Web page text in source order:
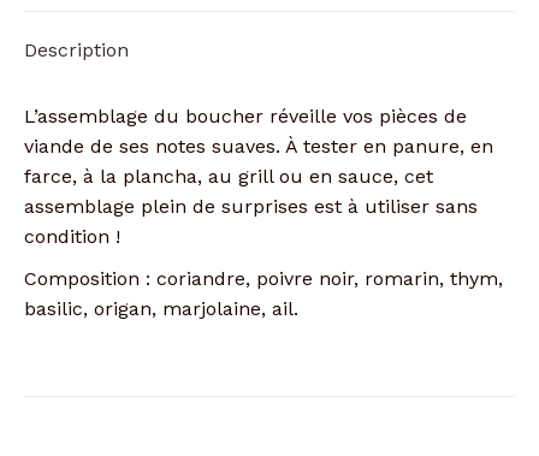
Description
L’assemblage du boucher réveille vos pièces de
viande de ses notes suaves. À tester en panure, en
farce, à la plancha, au grill ou en sauce, cet
assemblage plein de surprises est à utiliser sans
condition !
Composition : coriandre, poivre noir, romarin, thym,
basilic, origan, marjolaine, ail.